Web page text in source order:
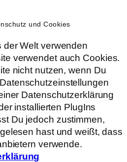
und Cookies
der Welt verwenden
verwendet auch Cookies.
nicht nutzen, wenn Du
Datenschutzerklärung
installierten PlugIns
Du jedoch zustimmen,
hast und weißt, dass
verwende.